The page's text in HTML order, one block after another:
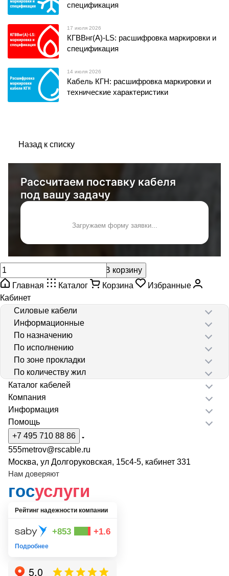
спецификация
17 июля 2026
КГВВнг(А)-LS: расшифровка маркировки и
спецификация
14 июля 2026
Кабель КГН: расшифровка маркировки и
технические характеристики
Назад к списку
Рассчитаем поставку кабеля
под вашу задачу
Загружаем форму заявки...
В корзину
Главная
Каталог Корзина
Избранные
Кабинет
Силовые кабели
Информационные
По назначению
По исполнению
По зоне прокладки
По количеству жил
Каталог кабелей
Компания
Информация
Помощь
+7 495 710 88 86
555metrov@rscable.ru
Москва, ул Долгоруковская, 15с4-5, кабинет 331
Нам доверяют
госуслуги
Рейтинг надежности компании
+853 +1.6
Подробнее